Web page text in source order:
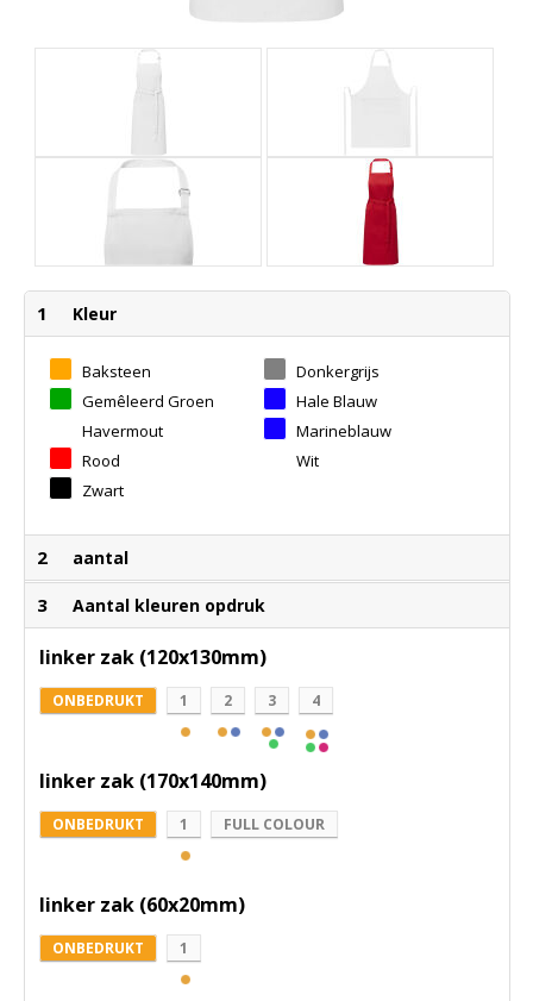
1 Kleur
Baksteen
Donkergrijs
Gemêleerd Groen
Hale Blauw
Havermout
Marineblauw
Rood
Wit
Zwart
2 aantal
3 Aantal kleuren opdruk
linker zak (120x130mm)
ONBEDRUKT 1 2 3 4
linker zak (170x140mm)
ONBEDRUKT 1 FULL COLOUR
linker zak (60x20mm)
ONBEDRUKT 1